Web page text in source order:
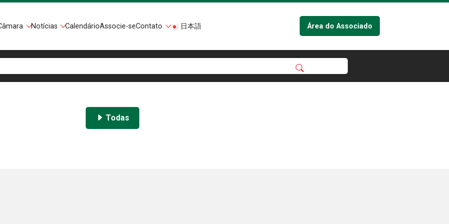
Notícias CalendárioAssocie-seContato 日本語 Área do Associado
Todas